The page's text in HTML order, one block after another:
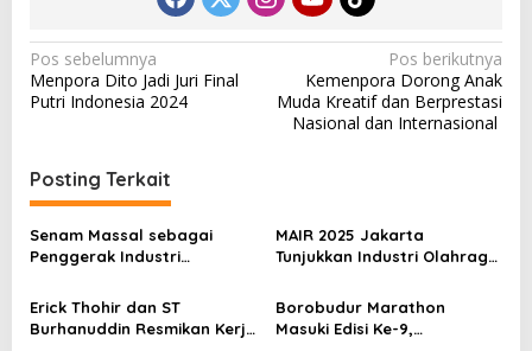
N
a
i
g
a
s
i
p
Pos sebelumnya
Menpora Dito Jadi Juri Final
Putri Indonesia 2024
Pos berikutnya
Kemenpora Dorong Anak
Muda Kreatif dan Berprestasi
Nasional dan Internasional
Posting Terkait
Senam Massal sebagai
Penggerak Industri
2025 untuk Ekonomi
Nasional
MAIR 2025 Jakarta
Tunjukkan Industri Olahraga
Erick Thohir dan ST
Burhanuddin Resmikan Kerja
Borobudur Marathon
Masuki Edisi Ke-9,